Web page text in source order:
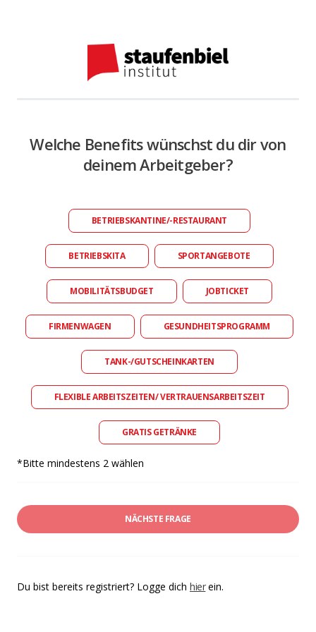
Welche Benefits wünschst du dir von
deinem Arbeitgeber?
BETRIEBSKANTINE/-RESTAURANT
BETRIEBSKITA SPORTANGEBOTE
MOBILITÄTSBUDGET JOBTICKET
FIRMENWAGEN GESUNDHEITSPROGRAMM
TANK-/GUTSCHEINKARTEN
FLEXIBLE ARBEITSZEITEN/ VERTRAUENSARBEITSZEIT
GRATIS GETRÄNKE
*Bitte mindestens 2 wählen
NÄCHSTE FRAGE
Du bist bereits registriert? Logge dich hierein.